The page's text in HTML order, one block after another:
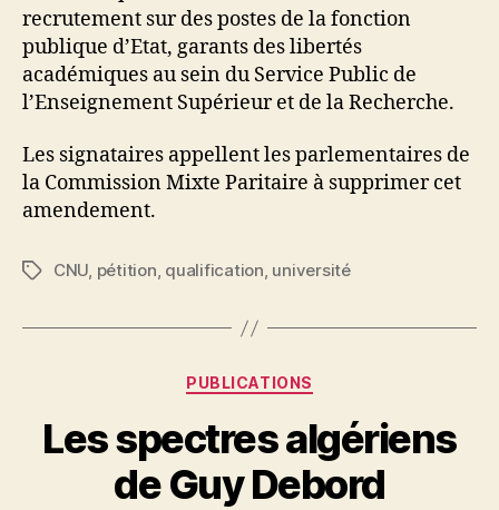
recrutement sur des postes de la fonction
publique d’Etat, garants des libertés
académiques au sein du Service Public de
l’Enseignement Supérieur et de la Recherche.
Les signataires appellent les parlementaires de
la Commission Mixte Paritaire à supprimer cet
amendement.
Étiquettes
CNU, pétition, qualification, université
Catégories
PUBLICATIONS
Les spectres algériens
de Guy Debord
N
d
b